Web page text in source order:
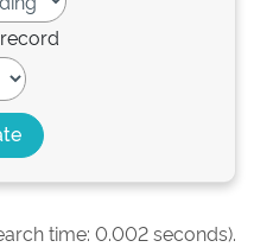
time: 0.002 seconds).